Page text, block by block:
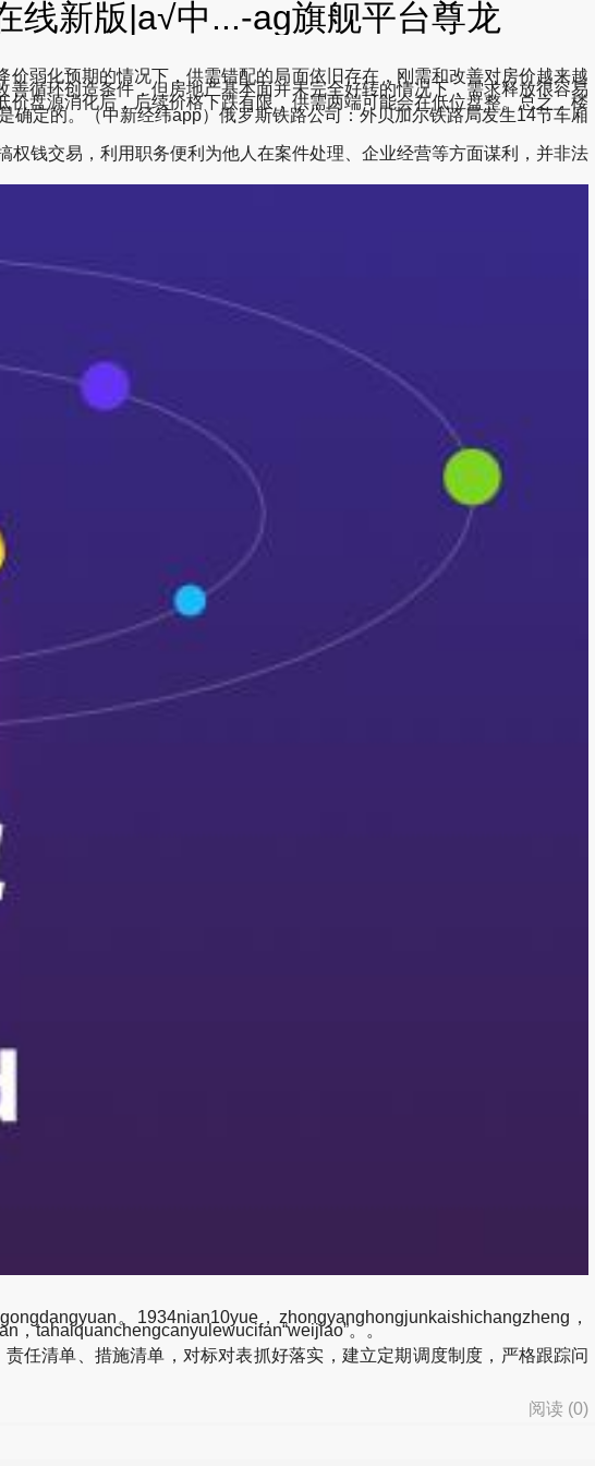
线新版|а√中...-ag旗舰平台尊龙
弱化预期的情况下，供需错配的局面依旧存在，刚需和改善对房价越来越
循环创造条件，但房地产基本面并未完全好转的情况下，需求释放很容易
盘源消化后，后续价格下跌有限，供需两端可能会在低位盘整。总之，楼
定的。（中新经纬app）俄罗斯铁路公司：外贝加尔铁路局发生14节车厢
钱交易，利用职务便利为他人在案件处理、企业经营等方面谋利，并非法
。1934nian10yue，zhongyanghongjunkaishichangzheng，
tahaiquanchengcanyulewucifan“weijiao”。。
清单、措施清单，对标对表抓好落实，建立定期调度制度，严格跟踪问
阅读 (0)